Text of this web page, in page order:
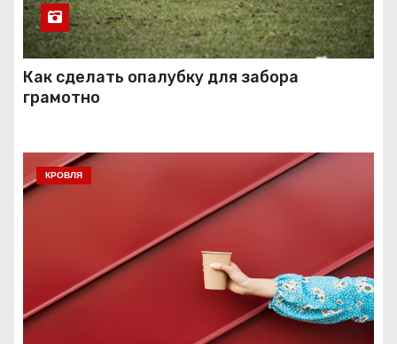
Как сделать опалубку для забора
грамотно
КРОВЛЯ